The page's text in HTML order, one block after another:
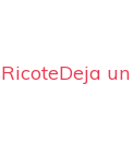
Deja